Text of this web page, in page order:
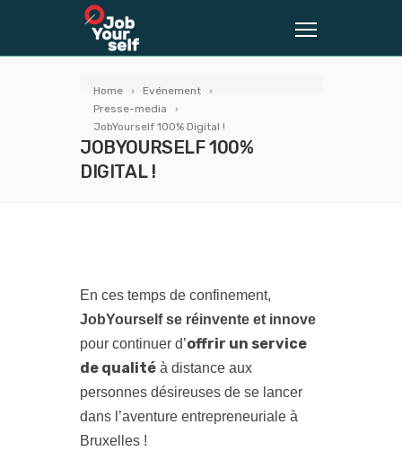
Home
Evénement
Presse-media
JobYourself 100% Digital !
JOBYOURSELF 100%
DIGITAL !
En ces temps de confinement,
JobYourself se réinvente et innove
pour continuer d’offrir un service
de qualité à distance aux
personnes désireuses de se lancer
dans l’aventure entrepreneuriale à
Bruxelles !